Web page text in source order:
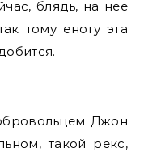
блядь, на нее
тому еноту эта
Джон
такой рекс,